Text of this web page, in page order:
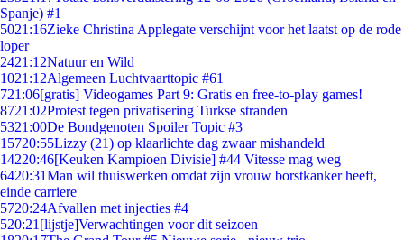
Spanje) #1
5021:16Zieke Christina Applegate verschijnt voor het laatst op de rode
loper
2421:12Natuur en Wild
1021:12Algemeen Luchtvaarttopic #61
721:06[gratis] Videogames Part 9: Gratis en free-to-play games!
8721:02Protest tegen privatisering Turkse stranden
5321:00De Bondgenoten Spoiler Topic #3
15720:55Lizzy (21) op klaarlichte dag zwaar mishandeld
14220:46[Keuken Kampioen Divisie] #44 Vitesse mag weg
6420:31Man wil thuiswerken omdat zijn vrouw borstkanker heeft,
einde carriere
5720:24Afvallen met injecties #4
520:21 [lijstje]Verwachtingen voor dit seizoen